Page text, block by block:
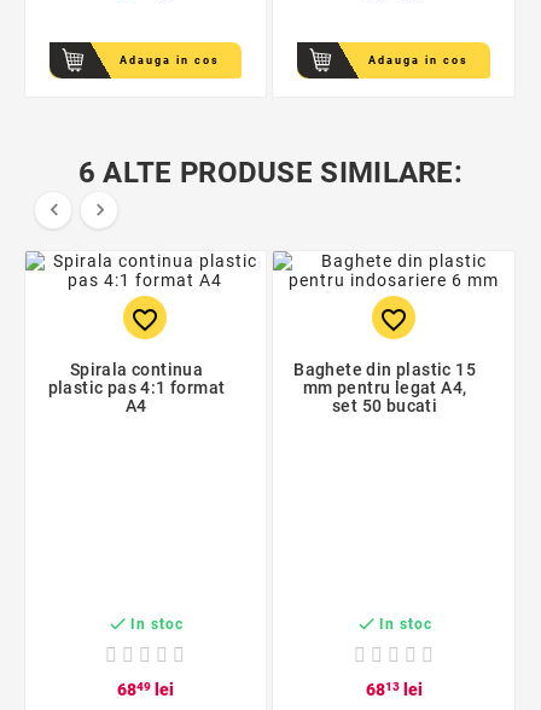
Adauga in cos Adauga in cos
6 ALTE PRODUSE SIMILARE:
 
favorite_border
Spirala continua
plastic pas 4:1 format
A4
 In stoc
6849lei
favorite_border
Baghete din plastic 15
mm pentru legat A4,
set 50 bucati
 In stoc
6813lei